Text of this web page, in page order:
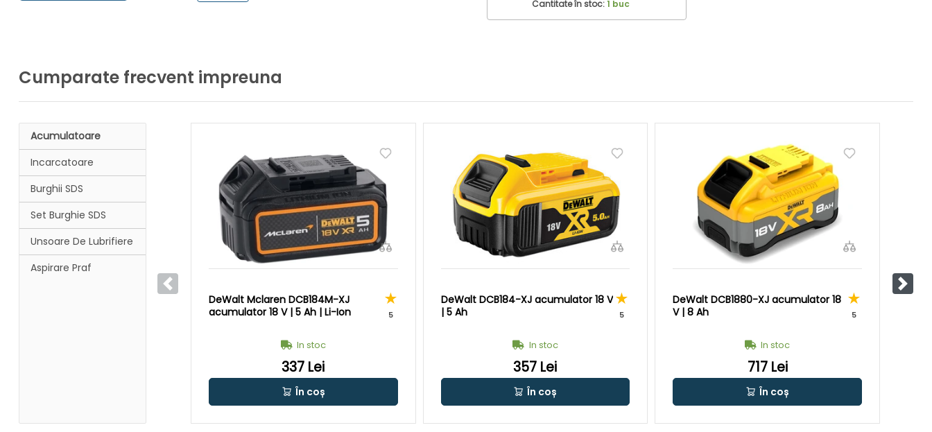
Cantitate în stoc:1 buc
Cumparate frecvent impreuna
Acumulatoare
Incarcatoare
Burghii SDS
Set Burghie SDS
Unsoare De Lubrifiere
Aspirare Praf
Anterior
Pasul
DeWalt Mclaren DCB184M-XJ
acumulator 18 V | 5 Ah | Li-Ion
5
In stoc
337 Lei
În coș
DeWalt DCB184-XJ acumulator 18 V
| 5 Ah
5
In stoc
357 Lei
În coș
DeWalt DCB1880-XJ acumulator 18
V | 8 Ah
5
In stoc
717 Lei
În coș